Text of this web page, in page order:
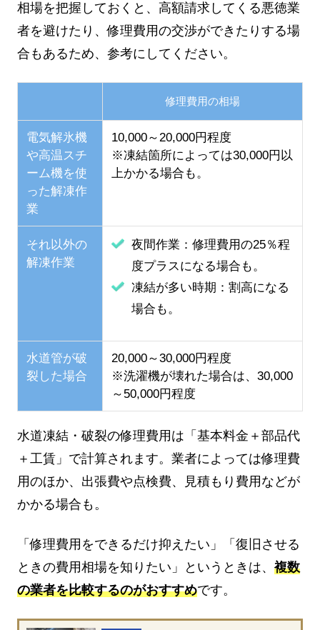
相場を把握しておくと、高額請求してくる悪徳業
者を避けたり、修理費用の交渉ができたりする場
合もあるため、参考にしてください。
修理費用の相場
電気解氷機
や高温スチ
ーム機を使
った解凍作
業
10,000～20,000円程度
※凍結箇所によっては30,000円以
上かかる場合も。
それ以外の
解凍作業
夜間作業：修理費用の25％程
度プラスになる場合も。
凍結が多い時期：割高になる
場合も。
水道管が破
裂した場合
20,000～30,000円程度
※洗濯機が壊れた場合は、30,000
～50,000円程度
水道凍結・破裂の修理費用は「基本料金＋部品代
＋工賃」で計算されます。業者によっては修理費
用のほか、出張費や点検費、見積もり費用などが
かかる場合も。
「修理費用をできるだけ抑えたい」「復旧させる
ときの費用相場を知りたい」というときは、 複数
の業者を比較するのがおすすめです。